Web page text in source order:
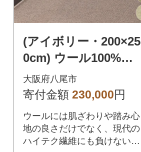
(アイボリー・200×25
0cm) ウール100%ラ
グ 有色羊毛使用(T11
2)
大阪府八尾市
寄付金額 230,000円
ウールには肌ざわりや踏み心
地の良さだけでなく、現代の
ハイテク繊維にも負けない